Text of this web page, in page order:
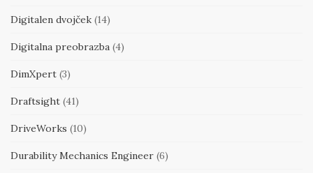
Digitalen dvojček (14)
Digitalna preobrazba (4)
DimXpert (3)
Draftsight (41)
DriveWorks (10)
Durability Mechanics Engineer (6)